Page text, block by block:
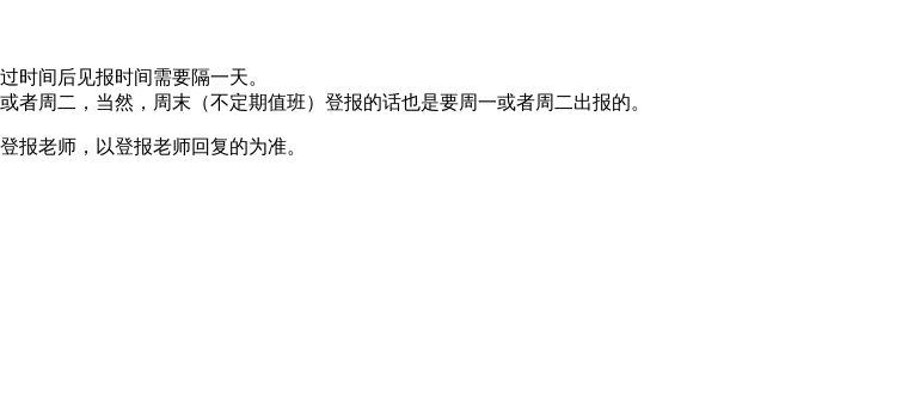
时间后见报时间需要隔一天。
周二，当然，周末（不定期值班）登报的话也是要周一或者周二出报的。
报老师，以登报老师回复的为准。